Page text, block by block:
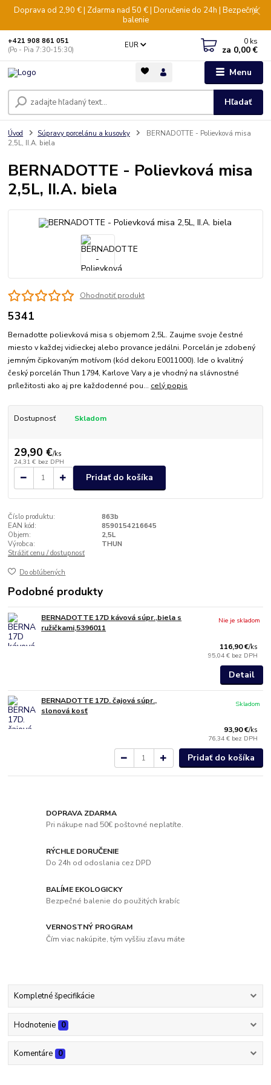
Doprava od 2,90 € | Zdarma nad 50 € | Doručenie do 24h | Bezpečné
balenie
Menu
EUR
Hľadať
+421 908 861 051
(Po - Pia 7:30-15:30)
0 ks
za 0,00 €
Úvod Súpravy porcelánu a kusovky
BERNADOTTE - Polievková misa
2,5L, II.A. biela
BERNADOTTE - Polievková misa
2,5L, II.A. biela
Ohodnotiť produkt
5341
Bernadotte polievková misa s objemom 2,5L. Zaujme svoje čestné
miesto v každej vidieckej alebo provance jedálni. Porcelán je zdobený
jemným čipkovaným motívom (kód dekoru E0011000). Ide o kvalitný
český porcelán Thun 1794, Karlove Vary a je vhodný na slávnostné
príležitosti ako aj pre každodenné pou... celý popis
Dostupnosť Skladom
29,90 €/ks
24,31 € bez DPH
Pridať do košíka
Číslo produktu:
863b
EAN kód:
8590154216645
Objem:
2,5L
Výrobca:
THUN
Strážiť cenu / dostupnosť
Do obľúbených
Podobné produkty
BERNADOTTE 17D kávová súpr.,biela s
ružičkami,5396011
116,90 €/ks
95,04 € bez DPH
Nie je skladom
Detail
BERNADOTTE 17D. čajová súpr.,
slonová kosť
93,90 €/ks
76,34 € bez DPH
Skladom
Pridať do košíka
DOPRAVA ZDARMA
Pri nákupe nad 50€ poštovné neplatíte.
RÝCHLE DORUČENIE
Do 24h od odoslania cez DPD
BALÍME EKOLOGICKY
Bezpečné balenie do použitých krabíc
VERNOSTNÝ PROGRAM
Čím viac nakúpite, tým vyššiu zľavu máte
Kompletné špecifikácie
Hodnotenie 0
Komentáre 0